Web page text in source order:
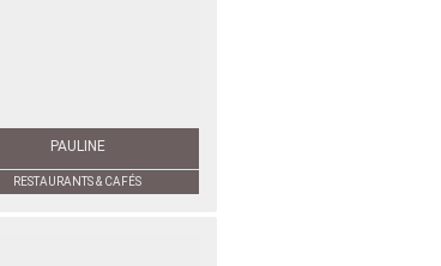
PAULINE
RESTAURANTS & CAFÉS